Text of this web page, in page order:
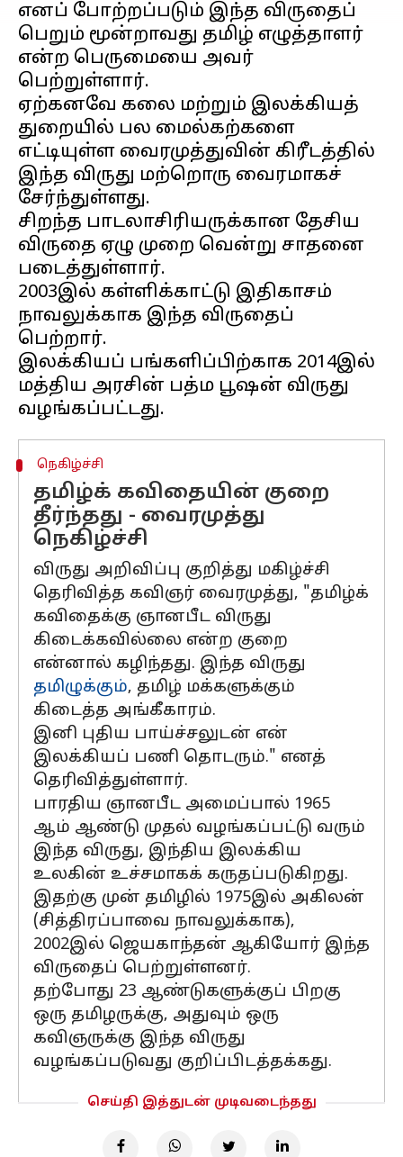
எனப் போற்றப்படும் இந்த விருதைப்
பெறும் மூன்றாவது தமிழ் எழுத்தாளர்
என்ற பெருமையை அவர்
பெற்றுள்ளார்.
ஏற்கனவே கலை மற்றும் இலக்கியத்
துறையில் பல மைல்கற்களை
எட்டியுள்ள வைரமுத்துவின் கிரீடத்தில்
இந்த விருது மற்றொரு வைரமாகச்
சேர்ந்துள்ளது.
சிறந்த பாடலாசிரியருக்கான தேசிய
விருதை ஏழு முறை வென்று சாதனை
படைத்துள்ளார்.
2003இல் கள்ளிக்காட்டு இதிகாசம்
நாவலுக்காக இந்த விருதைப்
பெற்றார்.
இலக்கியப் பங்களிப்பிற்காக 2014இல்
மத்திய அரசின் பத்ம பூஷன் விருது
நெகிழ்ச்சி
தமிழ்க் கவிதையின் குறை
தீர்ந்தது - வைரமுத்து
நெகிழ்ச்சி
விருது அறிவிப்பு குறித்து மகிழ்ச்சி
தெரிவித்த கவிஞர் வைரமுத்து, "தமிழ்க்
கவிதைக்கு ஞானபீட விருது
கிடைக்கவில்லை என்ற குறை
என்னால் கழிந்தது. இந்த விருது
தமிழுக்கும், தமிழ் மக்களுக்கும்
கிடைத்த அங்கீகாரம்.
இனி புதிய பாய்ச்சலுடன் என்
இலக்கியப் பணி தொடரும்." எனத்
தெரிவித்துள்ளார்.
பாரதிய ஞானபீட அமைப்பால் 1965
ஆம் ஆண்டு முதல் வழங்கப்பட்டு வரும்
இந்த விருது, இந்திய இலக்கிய
உலகின் உச்சமாகக் கருதப்படுகிறது.
இதற்கு முன் தமிழில் 1975இல் அகிலன்
(சித்திரப்பாவை நாவலுக்காக),
2002இல் ஜெயகாந்தன் ஆகியோர் இந்த
விருதைப் பெற்றுள்ளனர்.
தற்போது 23 ஆண்டுகளுக்குப் பிறகு
ஒரு தமிழருக்கு, அதுவும் ஒரு
கவிஞருக்கு இந்த விருது
வழங்கப்படுவது குறிப்பிடத்தக்கது.
செய்தி இத்துடன் முடிவடைந்தது